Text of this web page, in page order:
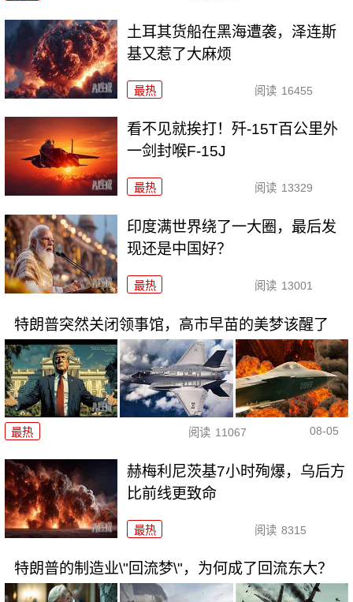
土耳其货船在黑海遭袭，泽连斯
基又惹了大麻烦
最热 阅读 16455
看不见就挨打！歼-15T百公里外
一剑封喉F-15J
最热 阅读 13329
印度满世界绕了一大圈，最后发
现还是中国好？
最热 阅读 13001
特朗普突然关闭领事馆，高市早苗的美梦该醒了
最热 阅读 11067 08-05
赫梅利尼茨基7小时殉爆，乌后方
比前线更致命
最热 阅读 8315
特朗普的制造业\"回流梦\"，为何成了回流东大？